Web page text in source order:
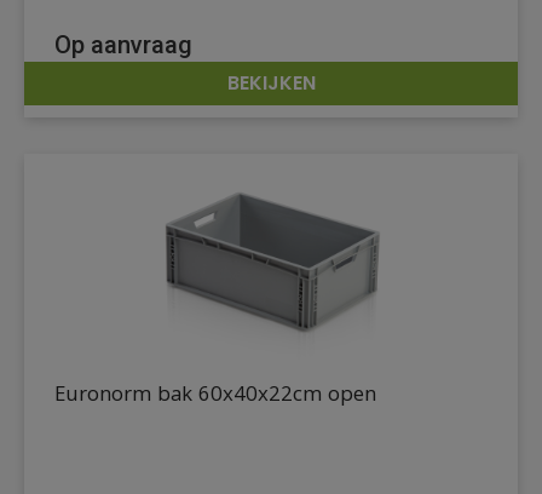
DETAILS
Op aanvraag
BEKIJKEN
Euronorm bak 60x40x22cm open